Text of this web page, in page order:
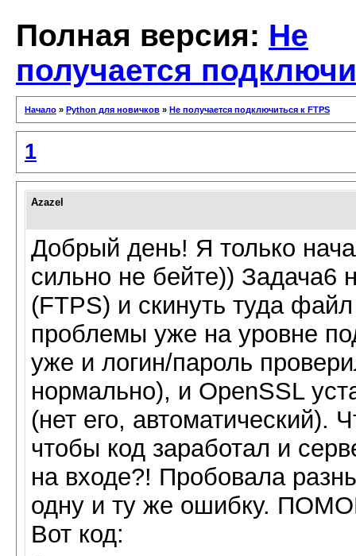
Полная версия: Не
получается
Начало » Python для новичков » Не получается подключиться к FTPS
1
Azazel
Добрый день! Я только
сильно не бейте)) Задача6
(FTPS) и скинуть туда
проблемы уже на уровне
уже и логин/пароль
нормально), и OpenSSL
(нет его, автоматический).
чтобы код заработал и
на входе?! Пробовала
одну и ту же ошибку.
Вот код: